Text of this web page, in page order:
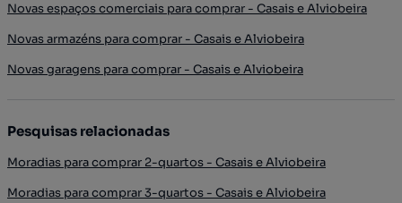
Novas espaços comerciais para comprar - Casais e Alviobeira
Novas armazéns para comprar - Casais e Alviobeira
Novas garagens para comprar - Casais e Alviobeira
Pesquisas relacionadas
Moradias para comprar 2-quartos - Casais e Alviobeira
Moradias para comprar 3-quartos - Casais e Alviobeira